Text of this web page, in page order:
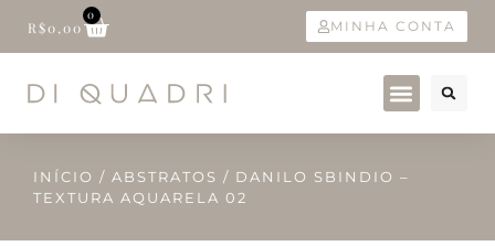
R$0,00
0
MINHA CONTA
INÍCIO / ABSTRATOS / DANILO SBINDIO –
TEXTURA AQUARELA 02